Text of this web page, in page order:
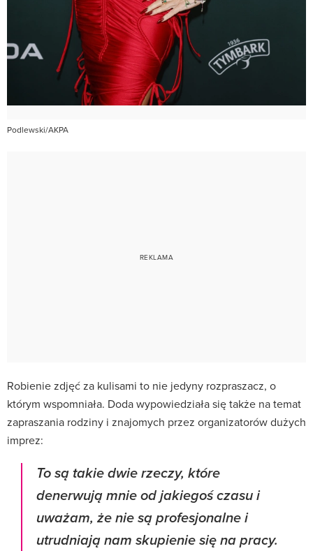
Podlewski/AKPA
Robienie zdjęć za kulisami to nie jedyny rozpraszacz, o
którym wspomniała. Doda wypowiedziała się także na temat
zapraszania rodziny i znajomych przez organizatorów dużych
imprez:
To są takie dwie rzeczy, które
denerwują mnie od jakiegoś czasu i
uważam, że nie są profesjonalne i
utrudniają nam skupienie się na pracy.